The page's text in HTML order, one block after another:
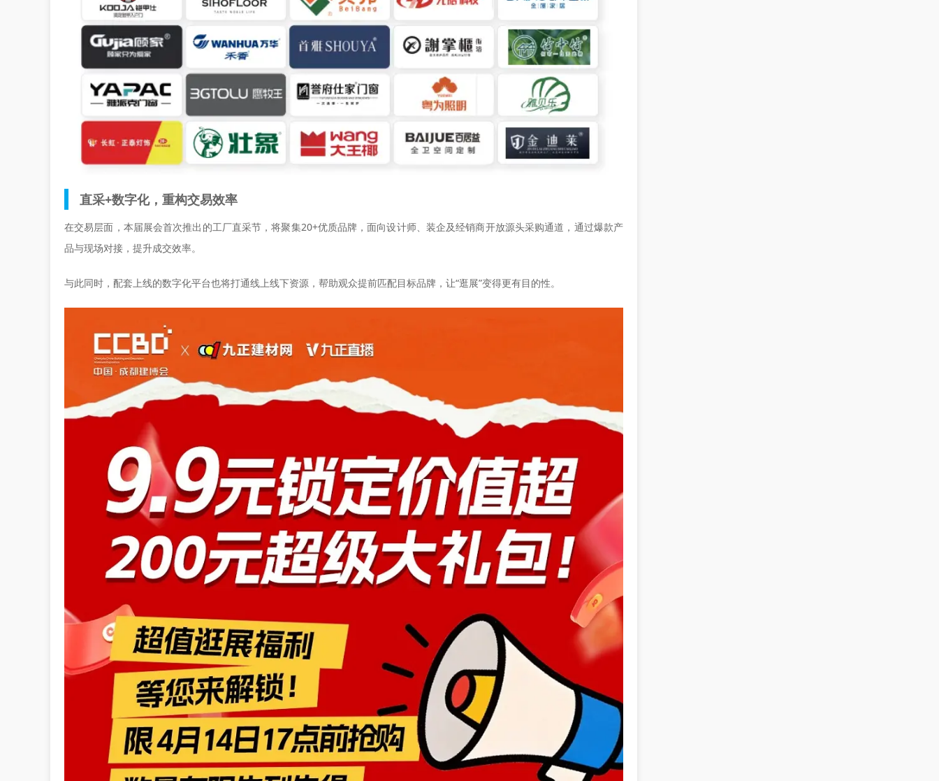
直采+数字化，重构交易效率
在交易层面，本届展会首次推出的工厂直采节，将聚集20+优质品牌，面向设计师、装企及经销商开放源头采购通道，通过爆款产
品与现场对接，提升成交效率。
与此同时，配套上线的数字化平台也将打通线上线下资源，帮助观众提前匹配目标品牌，让“逛展”变得更有目的性。